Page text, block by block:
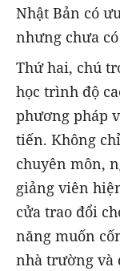
Nhật Bản có
nhưng chưa
Thứ hai, chú
học trình độ
phương pháp
tiến. Không
chuyên môn,
giảng viên
cửa trao đổi
năng muốn
nhà trường và